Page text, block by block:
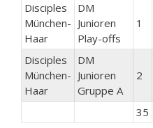
Disciples
München-
Haar
DM
Junioren
Play-offs
1
Disciples
München-
Haar
DM
Junioren
Gruppe A
2
35